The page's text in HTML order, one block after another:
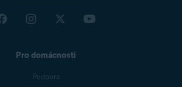
Pro domácnosti
Podpora